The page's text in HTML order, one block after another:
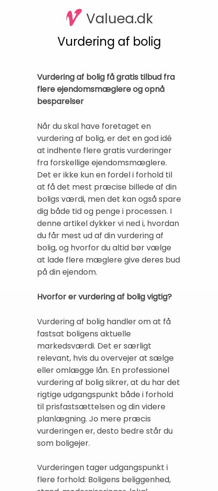
Valuea.dk
Vurdering af bolig
Vurdering af bolig få gratis tilbud fra
flere ejendomsmæglere og opnå
besparelser
Når du skal have foretaget en
vurdering af bolig, er det en god idé
at indhente flere gratis vurderinger
fra forskellige ejendomsmæglere.
Det er ikke kun en fordel i forhold til
at få det mest præcise billede af din
boligs værdi, men det kan også spare
dig både tid og penge i processen. I
denne artikel dykker vi ned i, hvordan
du får mest ud af din vurdering af
bolig, og hvorfor du altid bør vælge
at lade flere mæglere give deres bud
på din ejendom.
Hvorfor er vurdering af bolig vigtig?
Vurdering af bolig handler om at få
fastsat boligens aktuelle
markedsværdi. Det er særligt
relevant, hvis du overvejer at sælge
eller omlægge lån. En professionel
vurdering af bolig sikrer, at du har det
rigtige udgangspunkt både i forhold
til prisfastsættelsen og din videre
planlægning. Jo mere præcis
vurderingen er, desto bedre står du
som boligejer.
Vurderingen tager udgangspunkt i
flere forhold: Boligens beliggenhed,